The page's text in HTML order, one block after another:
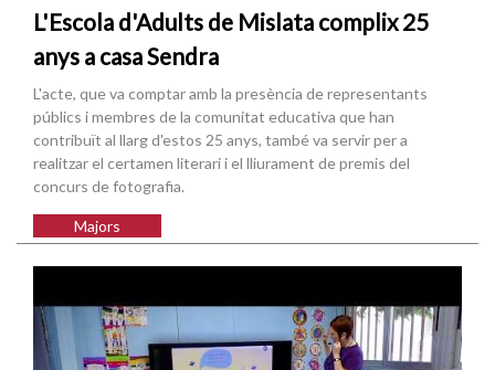
L'Escola d'Adults de Mislata complix 25
anys a casa Sendra
L'acte, que va comptar amb la presència de representants
públics i membres de la comunitat educativa que han
contribuït al llarg d'estos 25 anys, també va servir per a
realitzar el certamen literari i el lliurament de premis del
concurs de fotografia.
Majors